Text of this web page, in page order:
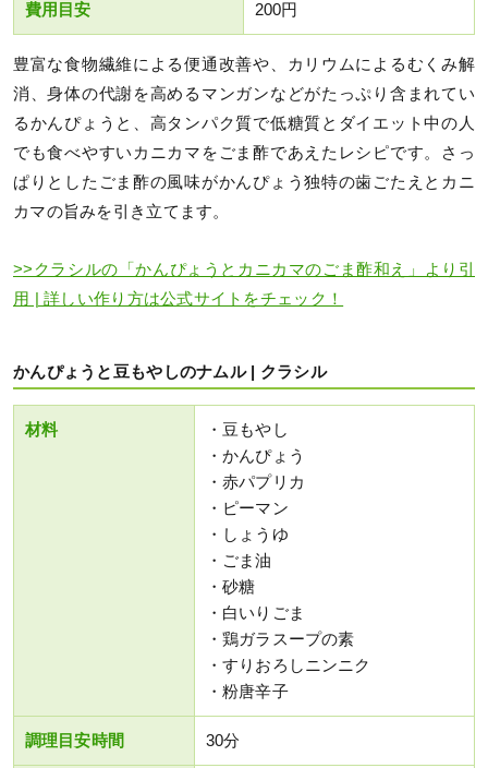
費用目安 200円
豊富な食物繊維による便通改善や、カリウムによるむくみ解
消、身体の代謝を高めるマンガンなどがたっぷり含まれてい
るかんぴょうと、高タンパク質で低糖質とダイエット中の人
でも食べやすいカニカマをごま酢であえたレシピです。さっ
ぱりとしたごま酢の風味がかんぴょう独特の歯ごたえとカニ
カマの旨みを引き立てます。
>>クラシルの「かんぴょうとカニカマのごま酢和え」より引
用 | 詳しい作り方は公式サイトをチェック！
かんぴょうと豆もやしのナムル | クラシル
材料
・豆もやし
・かんぴょう
・赤パプリカ
・ピーマン
・しょうゆ
・ごま油
・砂糖
・白いりごま
・鶏ガラスープの素
・すりおろしニンニク
・粉唐辛子
調理目安時間 30分